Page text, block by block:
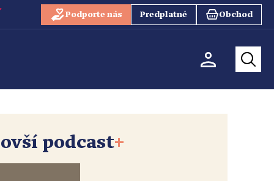
Podporte nás Predplatné Obchod
podcast+